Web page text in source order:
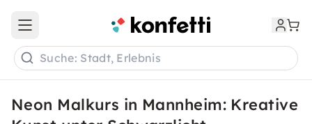
Open main menu
Suche: Stadt, Erlebnis
Neon Malkurs in Mannheim: Kreative